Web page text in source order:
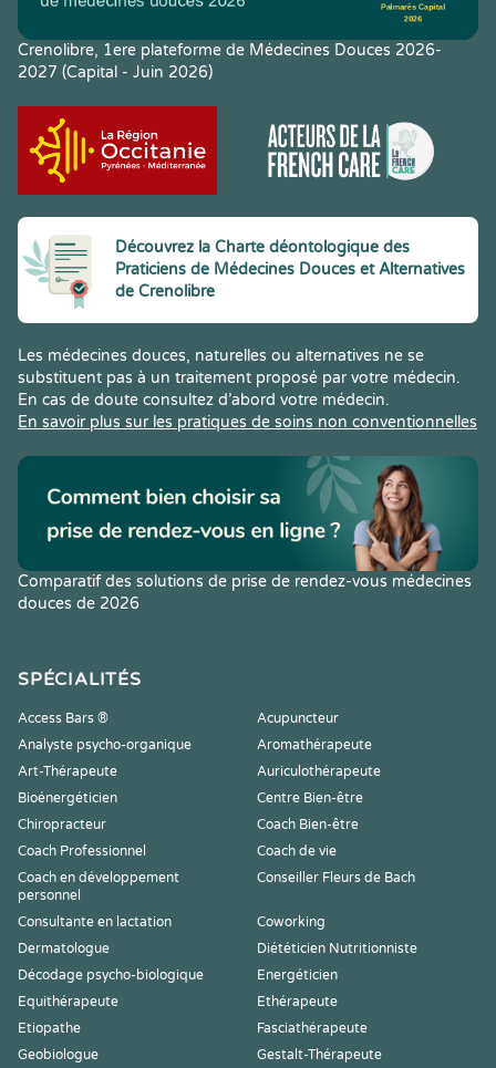
Crenolibre, 1ere plateforme de Médecines Douces 2026-
2027 (Capital - Juin 2026)
Découvrez la Charte déontologique des
Praticiens de Médecines Douces et Alternatives
de Crenolibre
Les médecines douces, naturelles ou alternatives ne se
substituent pas à un traitement proposé par votre médecin.
En cas de doute consultez d’abord votre médecin.
En savoir plus sur les pratiques de soins non conventionnelles
Comparatif des solutions de prise de rendez-vous médecines
douces de 2026
SPÉCIALITÉS
Access Bars ®
Acupuncteur
Analyste psycho-organique
Aromathérapeute
Art-Thérapeute
Auriculothérapeute
Bioénergéticien
Centre Bien-être
Chiropracteur
Coach Bien-être
Coach Professionnel
Coach de vie
Coach en développement
personnel
Conseiller Fleurs de Bach
Consultante en lactation
Coworking
Dermatologue
Diététicien Nutritionniste
Décodage psycho-biologique
Energéticien
Equithérapeute
Ethérapeute
Etiopathe
Fasciathérapeute
Geobiologue
Gestalt-Thérapeute